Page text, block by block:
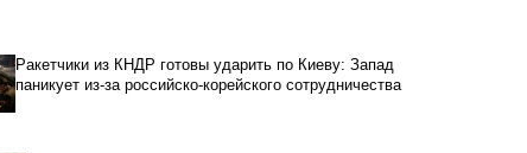
Ракетчики из КНДР готовы ударить по Киеву: Запад
паникует из-за российско-корейского сотрудничества